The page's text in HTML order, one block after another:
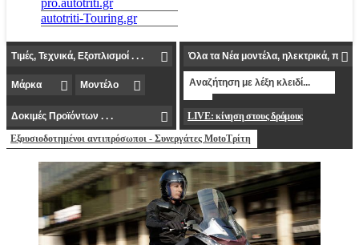
pro.autotriti.gr
autotriti-Touring.gr
LIVE: κίνηση στους δρόμους
Εξουσιοδοτημένοι αντιπρόσωποι - Συνεργάτες MotoΤρίτη